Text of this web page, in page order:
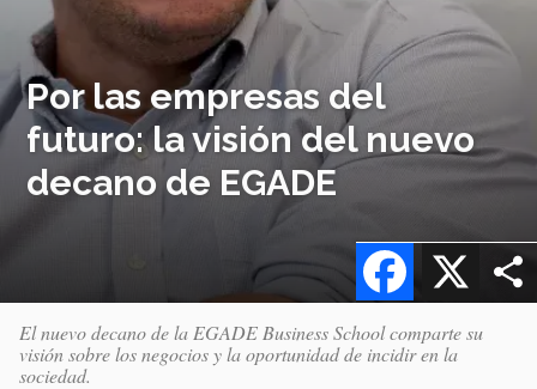
Por las empresas del
futuro: la visión del nuevo
decano de EGADE
X
Facebook
El nuevo decano de la EGADE Business School comparte su
visión sobre los negocios y la oportunidad de incidir en la
sociedad.